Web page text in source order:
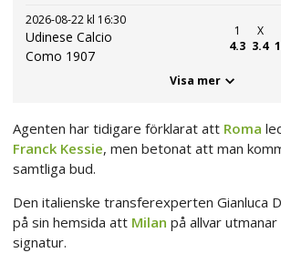
2026-08-22 kl 16:30
Udinese Calcio
Como 1907
1
4.3
X
3.4
Visa mer
Agenten har tidigare förklarat att Roma
Franck Kessie, men betonat att man
samtliga bud.
Den italienske transferexperten Gianluca
på sin hemsida att Milan på allvar
signatur.